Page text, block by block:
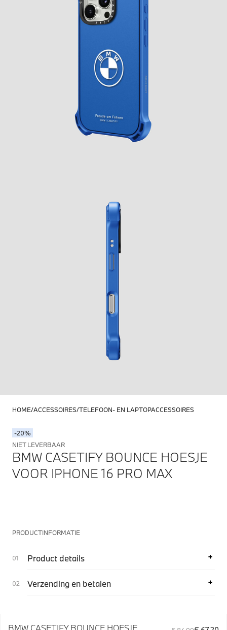
HOME ACCESSOIRES TELEFOON- EN LAPTOPACCESSOIRES
-20%
NIET LEVERBAAR
BMW CASETIFY BOUNCE HOESJE
VOOR IPHONE 16 PRO MAX
PRODUCTINFORMATIE
Product details
Verzending en betalen
BMW CASETIFY BOUNCE HOESJE